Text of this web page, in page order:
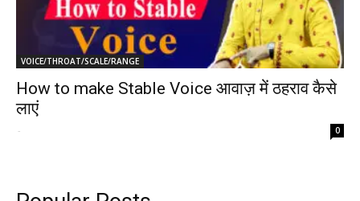
VOICE/THROAT/SCALE/RANGE
How to make Stable Voice आवाज़ में ठहराव कैसे
लाएं
- 0